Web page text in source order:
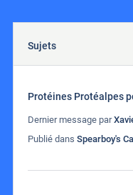
Sujets
Protéines Protéalpes
Dernier message par
Publié dans Spearboy's